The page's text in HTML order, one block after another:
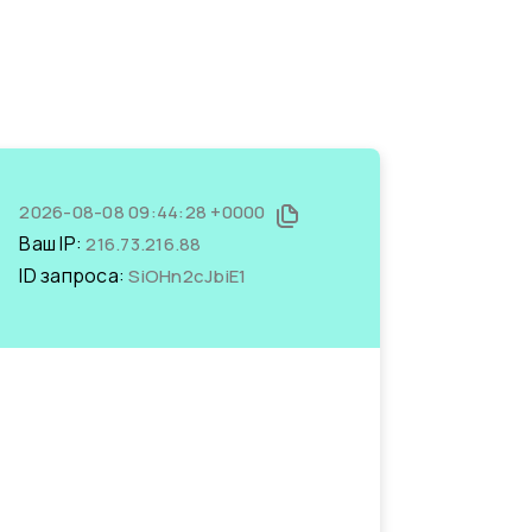
2026-08-08 09:44:28 +0000
Ваш IP:216.73.216.88
ID запроса:SiOHn2cJbiE1